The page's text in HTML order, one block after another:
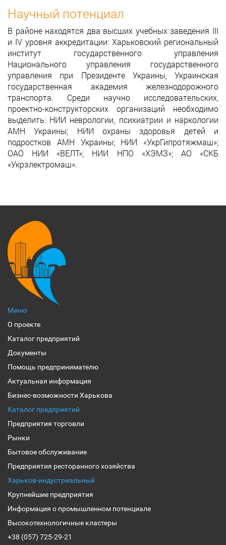
Научный потенциал
В районе находятся два высших учебных заведения III
и IV уровня аккредитации: Харьковский региональный
институт государственного управления
Национального управления государственного
управления при Президенте Украины, Украинская
государственная академия железнодорожного
транспорта. Среди научно исследовательских,
проектно-конструкторских организаций необходимо
выделить: НИИ неврологии, психиатрии и наркологии
АМН Украины; НИИ охраны здоровья детей и
подростков АМН Украины; НИИ «УкрГипротяжмаш»;
ОАО НИИ «ВЕЛТ»; НИИ НПО «ХЭМЗ»; АО «СКБ
«Укрэлектромаш».
Меню
О проекте
Каталог предприятий
Документы
Помощь предпринимателю
Актуальная информация
Бизнес-возможности Харькова
Каталог предприятий
Предприятия торговли
Рынки
Бытовое обслуживание
Предприятия ресторанного хозяйства
Харьков-индустриальный
Крупнейшие предприятия
Информация о промышленном потенциале
Высокотехнологичные кластеры
+38 (057) 725-29-21